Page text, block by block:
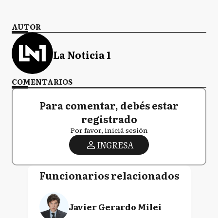
AUTOR
La Noticia 1
COMENTARIOS
Para comentar, debés estar
registrado
Por favor, iniciá sesión
INGRESA
Funcionarios relacionados
Javier Gerardo Milei